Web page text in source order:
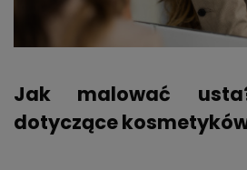
Jak malować
dotyczące